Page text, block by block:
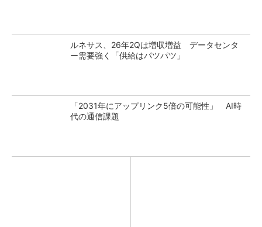
ルネサス、26年2Qは増収増益 データセンタ
ー需要強く「供給はパツパツ」
「2031年にアップリンク5倍の可能性」 AI時
代の通信課題